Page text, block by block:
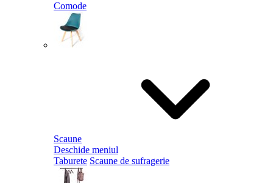
Comode
Scaune
Deschide meniul
Taburete Scaune de sufragerie